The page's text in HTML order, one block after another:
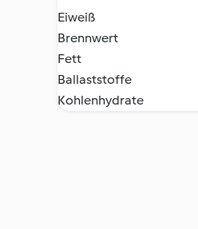
Eiweiß
Brennwert
Fett
Ballaststoffe
Kohlenhydrate